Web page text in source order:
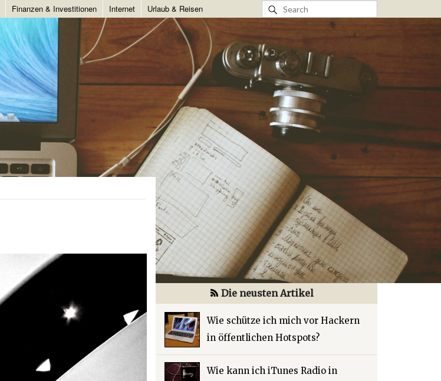
Finanzen & Investitionen Internet Urlaub & Reisen
Die neusten Artikel
Wie schütze ich mich vor Hackern
in öffentlichen Hotspots?
Wie kann ich iTunes Radio in